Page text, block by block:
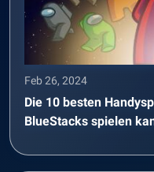
Feb 26, 2024
Die 10 besten
BlueStacks spielen